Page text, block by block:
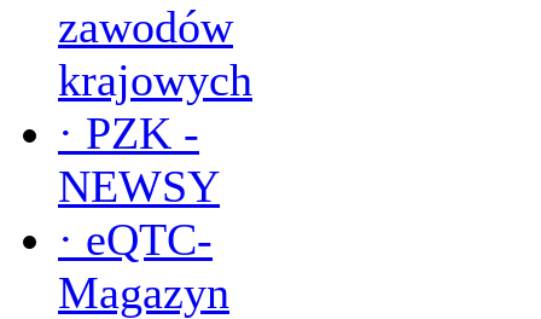
zawodów
krajowych
· PZK -
NEWSY
· eQTC-
Magazyn